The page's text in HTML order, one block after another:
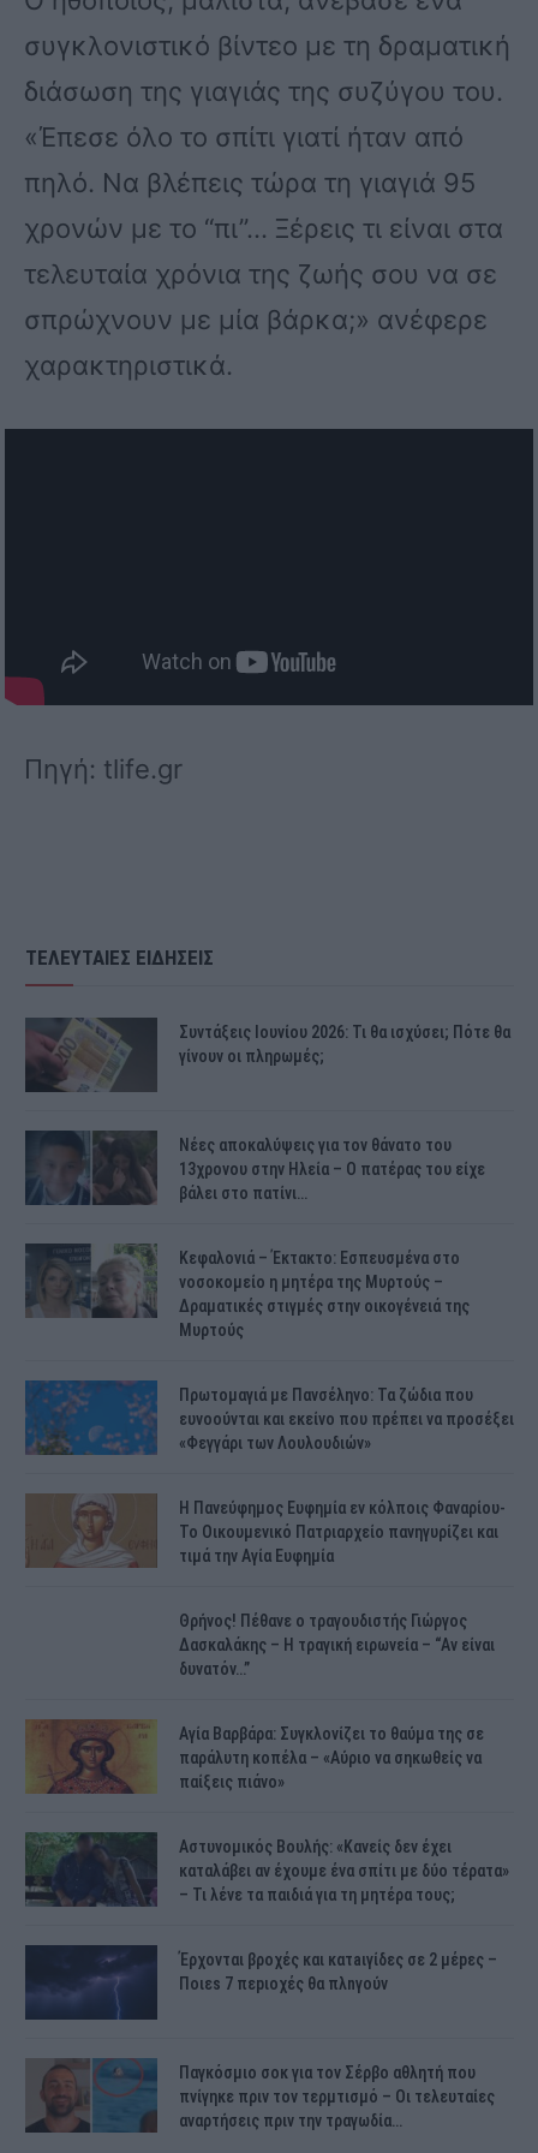
συγκλονιστικό βίντεο με τη δραματική
διάσωση της γιαγιάς της συζύγου του.
«Έπεσε όλο το σπίτι γιατί ήταν από
πηλό. Να βλέπεις τώρα τη γιαγιά 95
χρονών με το “πι”… Ξέρεις τι είναι στα
τελευταία χρόνια της ζωής σου να σε
σπρώχνουν με μία βάρκα;» ανέφερε
χαρακτηριστικά.
Πηγή: tlife.gr
ΤΕΛΕΥΤΑΙΕΣ ΕΙΔΗΣΕΙΣ
Συντάξεις Ιουνίου 2026: Τι θα ισχύσει; Πότε θα
γίνουν οι πληρωμές;
Νέες αποκαλύψεις για τον θάνατο του
13χρονου στην Ηλεία – Ο πατέρας του είχε
βάλει στο πατίνι…
Κεφαλονιά – Έκτακτο: Εσπευσμένα στο
νοσοκομείο η μητέρα της Μυρτούς –
Δραματικές στιγμές στην οικογένειά της
Μυρτούς
Πρωτομαγιά με Πανσέληνο: Τα ζώδια που
ευνοούνται και εκείνο που πρέπει να προσέξει
«Φεγγάρι των Λουλουδιών»
H Πανεύφημος Ευφημία εν κόλποις Φαναρίου-
Το Οικουμενικό Πατριαρχείο πανηγυρίζει και
τιμά την Αγία Ευφημία
Θρήνος! Πέθανε ο τραγουδιστής Γιώργος
Δασκαλάκης – Η τραγική ειρωνεία – “Αν είναι
δυνατόν…”
Αγία Βαρβάρα: Συγκλονίζει το θαύμα της σε
παράλυτη κοπέλα – «Αύριο να σηκωθείς να
παίξεις πιάνο»
Αστυνομικός Bουλής: «Κανείς δεν έχει
καταλάβει αν έχουμε ένα σπίτι με δύο τέρατα»
– Τι λένε τα παιδιά για τη μητέρα τους;
Έρχονται βροχές και κατaιγίδες σε 2 μέpες –
Ποιεs 7 πεpιοχές θα πλnγούν
Παγκόσμιο σοκ για τον Σέρβο αθλητή που
πνίγηκε πριν τον τερμτισμό – Οι τελευταίες
αναρτήσεις πριν την τραγωδία…